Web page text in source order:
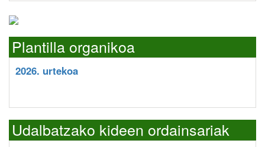
Plantilla organikoa
2026. urtekoa
Udalbatzako kideen ordainsariak